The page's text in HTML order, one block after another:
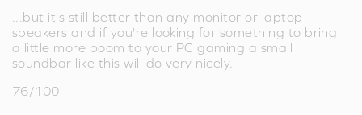
...but it's still better than any monitor or laptop
speakers and if you're looking for something to bring
a little more boom to your PC gaming a small
soundbar like this will do very nicely.
76/100